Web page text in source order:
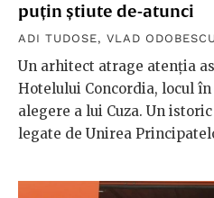
puțin știute de-atunci
ADI TUDOSE, VLAD ODOBESCU
Un arhitect atrage atenția
Hotelului Concordia, locul
alegere a lui Cuza. Un
legate de Unirea